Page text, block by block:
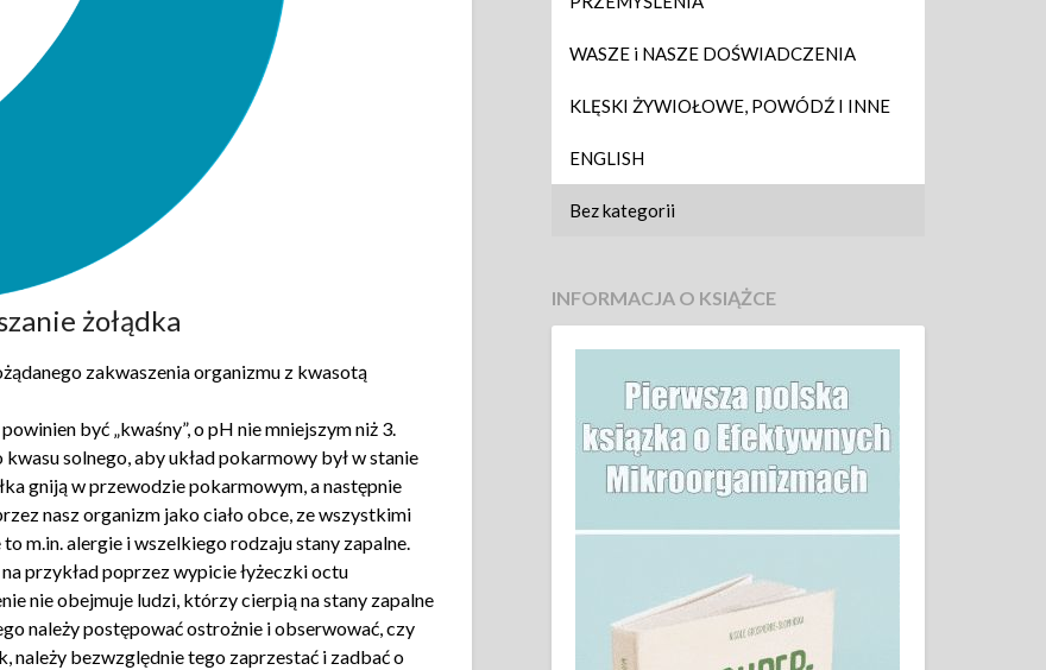
żołądka
zakwaszenia organizmu z kwasotą
być „kwaśny”, o pH nie mniejszym niż 3.
solnego, aby układ pokarmowy był w stanie
gniją w przewodzie pokarmowym, a następnie
nasz organizm jako ciało obce, ze wszystkimi
m.in. alergie i wszelkiego rodzaju stany zapalne.
przykład poprzez wypicie łyżeczki octu
nie obejmuje ludzi, którzy cierpią na stany zapalne
należy postępować ostrożnie i obserwować, czy
należy bezwzględnie tego zaprzestać i zadbać o
WASZE i NASZE DOŚWIADCZENIA
KLĘSKI ŻYWIOŁOWE, POWÓDŹ I INNE
ENGLISH
Bez kategorii
INFORMACJA O KSIĄŻCE